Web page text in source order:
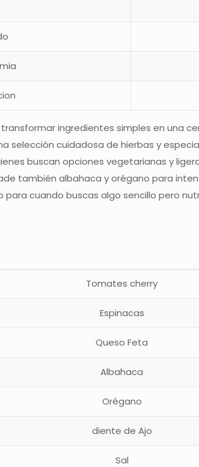
ingredientes simples en una
selección cuidadosa de hierbas y
buscan opciones vegetarianas y
también albahaca y orégano para
cuando buscas algo sencillo pero
Tomates cherry
Espinacas
Queso Feta
Albahaca
Orégano
diente de Ajo
Sal